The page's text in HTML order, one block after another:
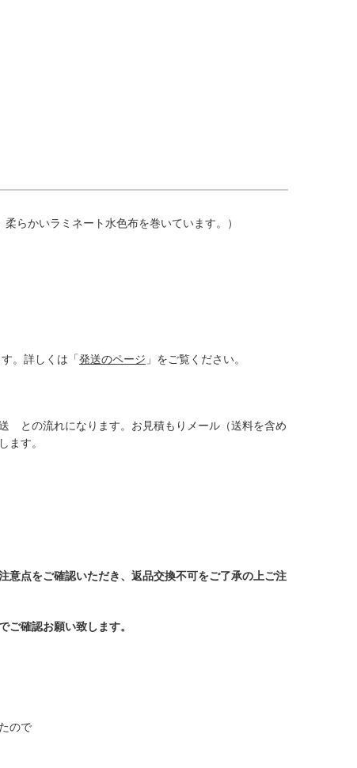
らかいラミネート水色布を巻いています。）
。詳しくは「発送のページ 」をご覧ください。
との流れになります。お見積もりメール（送料を含め
ます。
意点をご確認いただき、返品交換不可をご了承の上ご注
確認お願い致します。
ので